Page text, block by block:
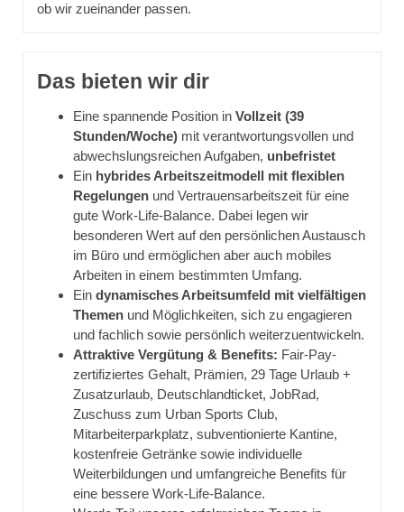
ob wir zueinander passen.
Das bieten wir dir
Eine spannende Position in Vollzeit (39
Stunden/Woche) mit verantwortungsvollen und
abwechslungsreichen Aufgaben, unbefristet
Ein hybrides Arbeitszeitmodell mit flexiblen
Regelungen und Vertrauensarbeitszeit für eine
gute Work-Life-Balance. Dabei legen wir
besonderen Wert auf den persönlichen Austausch
im Büro und ermöglichen aber auch mobiles
Arbeiten in einem bestimmten Umfang.
Ein dynamisches Arbeitsumfeld mit vielfältigen
Themen und Möglichkeiten, sich zu engagieren
und fachlich sowie persönlich weiterzuentwickeln.
Attraktive Vergütung & Benefits: Fair-Pay-
zertifiziertes Gehalt, Prämien, 29 Tage Urlaub +
Zusatzurlaub, Deutschlandticket, JobRad,
Zuschuss zum Urban Sports Club,
Mitarbeiterparkplatz, subventionierte Kantine,
kostenfreie Getränke sowie individuelle
Weiterbildungen und umfangreiche Benefits für
eine bessere Work-Life-Balance.